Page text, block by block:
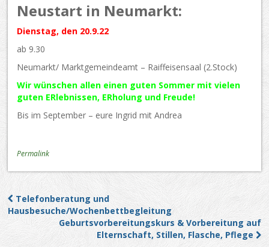
Neustart in Neumarkt:
Dienstag, den 20.9.22
ab 9.30
Neumarkt/ Marktgemeindeamt – Raiffeisensaal (2.Stock)
Wir wünschen allen einen guten Sommer mit vielen
guten ERlebnissen, ERholung und Freude!
Bis im September – eure Ingrid mit Andrea
Permalink
Post navigation
Telefonberatung und
Hausbesuche/Wochenbettbegleitung
Geburtsvorbereitungskurs & Vorbereitung auf
Elternschaft, Stillen, Flasche, Pflege